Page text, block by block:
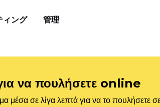
ィング 管理
να πουλήσετε online
μέσα σε λίγα λεπτά για να το πουλήσετε